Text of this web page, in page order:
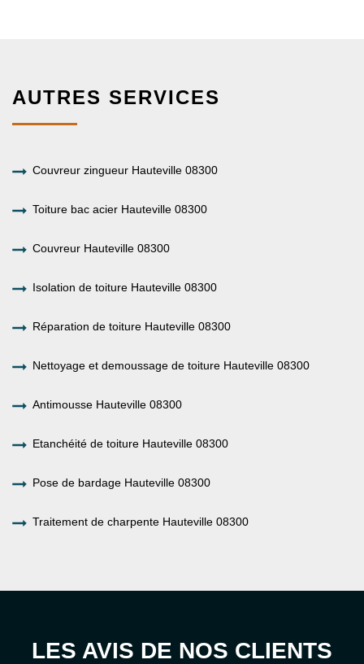
AUTRES SERVICES
Couvreur zingueur Hauteville 08300
Toiture bac acier Hauteville 08300
Couvreur Hauteville 08300
Isolation de toiture Hauteville 08300
Réparation de toiture Hauteville 08300
Nettoyage et demoussage de toiture Hauteville 08300
Antimousse Hauteville 08300
Etanchéité de toiture Hauteville 08300
Pose de bardage Hauteville 08300
Traitement de charpente Hauteville 08300
LES AVIS DE NOS CLIENTS